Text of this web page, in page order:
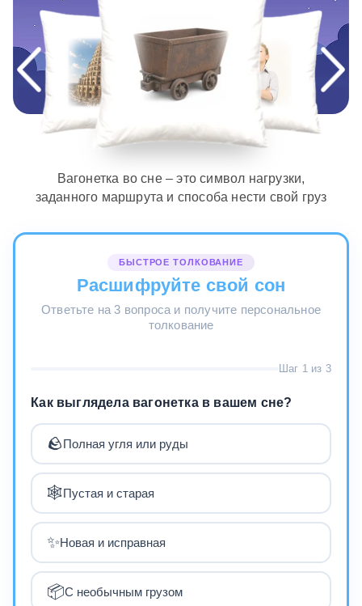
Вагонетка во сне – это символ нагрузки,
заданного маршрута и способа нести свой груз
БЫСТРОЕ ТОЛКОВАНИЕ
Расшифруйте свой сон
Ответьте на 3 вопроса и получите персональное
толкование
Шаг 1 из 3
Как выглядела вагонетка в вашем сне?
🪨Полная угля или руды
🕸️Пустая и старая
✨Новая и исправная
📦С необычным грузом